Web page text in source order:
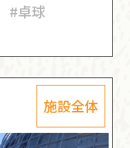
#卓球
施設全体